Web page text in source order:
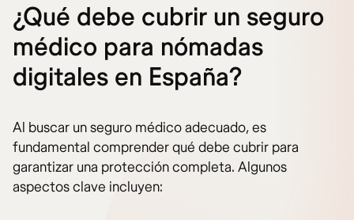
¿Qué debe cubrir un seguro
médico para nómadas
digitales en España?
Al buscar un seguro médico adecuado, es
fundamental comprender qué debe cubrir para
garantizar una protección completa. Algunos
aspectos clave incluyen: